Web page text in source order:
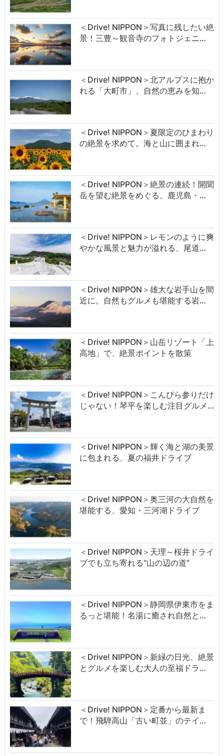
＜Drive! NIPPON＞写真に残したい絶
景！三豊～観音寺のフォトジェニ…
＜Drive! NIPPON＞北アルプスに抱か
れる「大町市」、自然の恵みを知…
＜Drive! NIPPON＞夏限定のひまわり
の絶景を求めて。海と山に囲まれ…
＜Drive! NIPPON＞絶景の連続！開聞
岳を望む絶景をめぐる。鹿児島・…
＜Drive! NIPPON＞レモンのように爽
やかな風景と魅力が溢れる、尾道…
＜Drive! NIPPON＞雄大な岩手山を間
近に。自然もグルメも堪能する岩…
＜Drive! NIPPON＞山岳リゾート「上
高地」で、絶景ポイントを散策
＜Drive! NIPPON＞こんぴら参りだけ
じゃない！琴平を楽しむ注目グルメ…
＜Drive! NIPPON＞輝く海と湖の美景
に包まれる、夏の福井ドライブ
＜Drive! NIPPON＞奥三河の大自然を
堪能する、愛知・三河湖ドライブ
＜Drive! NIPPON＞天理～桜井ドライ
ブでも立ち寄れる“山の辺の道”
＜Drive! NIPPON＞静岡県伊東市をま
るっと堪能！名湯に癒され自然と…
＜Drive! NIPPON＞新緑の日光、絶景
とグルメを楽しむ大人の至福ドラ…
＜Drive! NIPPON＞定番から最新ま
で！飛騨高山「古い町並」のテイ…